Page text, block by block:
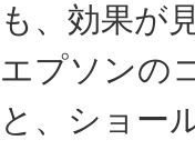
も、効果が
エプソンの
と、ショー